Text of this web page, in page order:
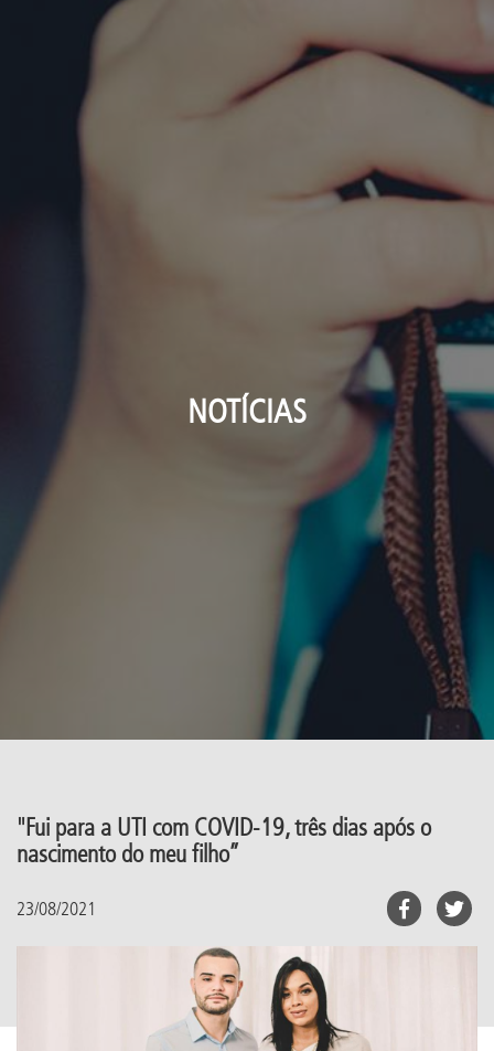
NOTÍCIAS
"Fui para a UTI com COVID-19, três dias após o
nascimento do meu filho”
23/08/2021